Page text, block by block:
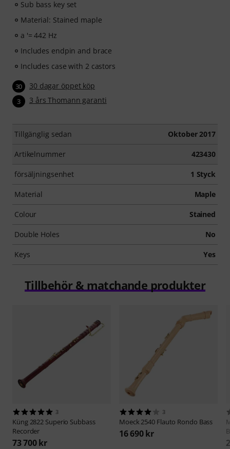
Sub bass key set
Material: Stained maple
a '= 442 Hz
Includes endpin and brace
Includes case with 2 castors
30 30 dagar öppet köp
3 3 års Thomann garanti
Tillgänglig sedan Oktober 2017
Artikelnummer 423430
försäljningsenhet 1 Styck
Material Maple
Colour Stained
Double Holes No
Keys Yes
Tillbehör & matchande produkter
3
Küng 2822 Superio Subbass
Recorder
73 700 kr
3
Moeck 2540 Flauto Rondo Bass
16 690 kr